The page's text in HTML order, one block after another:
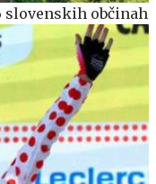
slovenskih občinah